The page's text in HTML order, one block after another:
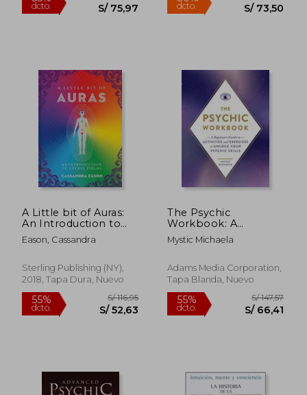
S/ 87,48 S/
A Little bit of Auras:
An Introduction to
Energy Fields
(Volume 9) (Little bit
Eason, Cassandra
Sterling Publishing (NY),
2018, Tapa Dura, Nuevo
The Psychic
Workbook: A
Beginner'S Guide to
Activities and
Your Psychic Skills (en
Inglés)
Mystic Michaela
Adams Media Corporation,
Tapa Blanda, Nuevo